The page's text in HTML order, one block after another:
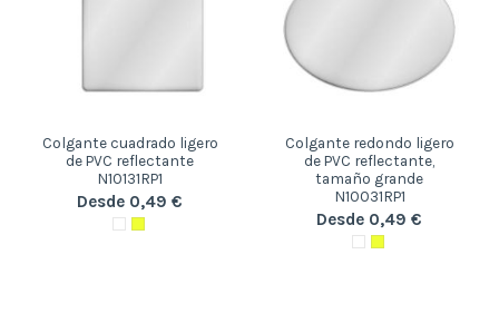
Colgante cuadrado ligero
de PVC reflectante
N10131RP1
Desde 0,49 €
Colgante redondo ligero
de PVC reflectante,
tamaño grande
N10031RP1
Desde 0,49 €